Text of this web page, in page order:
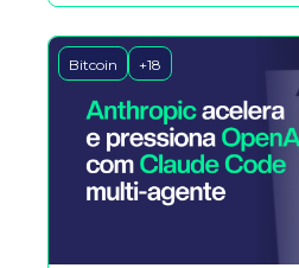
Bitcoin +18